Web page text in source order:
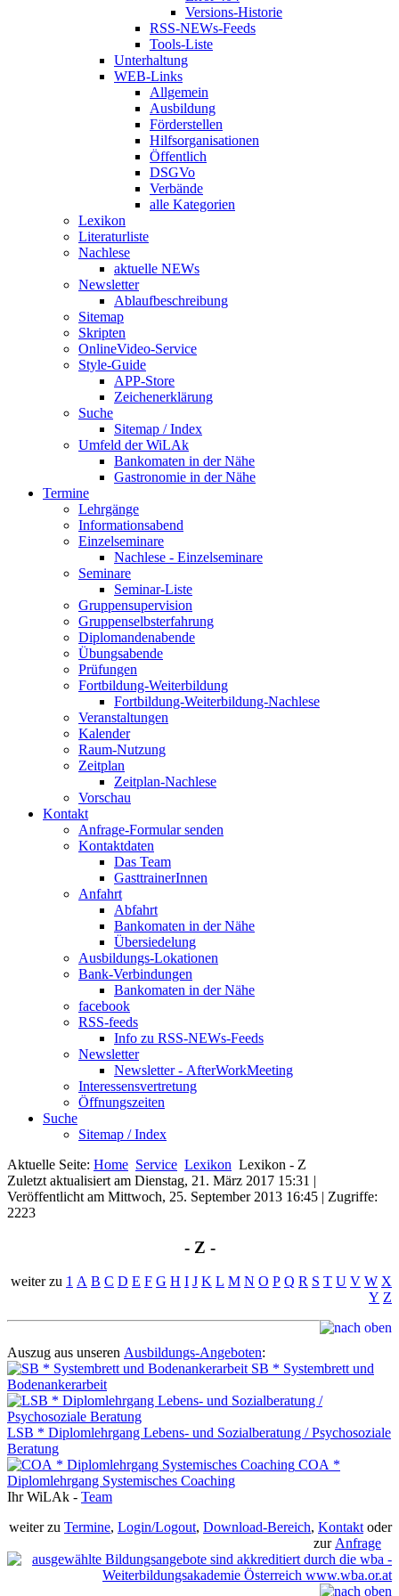
Versions-Historie
RSS-NEWs-Feeds
Tools-Liste
Unterhaltung
WEB-Links
Allgemein
Ausbildung
Förderstellen
Hilfsorganisationen
Öffentlich
DSGVo
Verbände
alle Kategorien
Lexikon
Literaturliste
Nachlese
aktuelle NEWs
Newsletter
Ablaufbeschreibung
Sitemap
Skripten
OnlineVideo-Service
Style-Guide
APP-Store
Zeichenerklärung
Suche
Sitemap / Index
Umfeld der WiLAk
Bankomaten in der Nähe
Gastronomie in der Nähe
Termine
Lehrgänge
Informationsabend
Einzelseminare
Nachlese - Einzelseminare
Seminare
Seminar-Liste
Gruppensupervision
Gruppenselbsterfahrung
Diplomandenabende
Übungsabende
Prüfungen
Fortbildung-Weiterbildung
Fortbildung-Weiterbildung-Nachlese
Veranstaltungen
Kalender
Raum-Nutzung
Zeitplan
Zeitplan-Nachlese
Vorschau
Kontakt
Anfrage-Formular senden
Kontaktdaten
Das Team
GasttrainerInnen
Anfahrt
Abfahrt
Bankomaten in der Nähe
Übersiedelung
Ausbildungs-Lokationen
Bank-Verbindungen
Bankomaten in der Nähe
facebook
RSS-feeds
Info zu RSS-NEWs-Feeds
Newsletter
Newsletter - AfterWorkMeeting
Interessensvertretung
Öffnungszeiten
Suche
Sitemap / Index
Aktuelle Seite: Home Service Lexikon Lexikon - Z
Zuletzt aktualisiert am Dienstag, 21. März 2017 15:31 |
Veröffentlicht am Mittwoch, 25. September 2013 16:45 | Zugriffe:
2223
- Z -
weiter zu 1 A B C D E F G H I J K L M N O P Q R S T U V W X
Y Z
Auszug aus unseren Ausbildungs-Angeboten:
SB * Systembrett und
Bodenankerarbeit
LSB * Diplomlehrgang Lebens- und Sozialberatung / Psychosoziale
Beratung
COA *
Diplomlehrgang Systemisches Coaching
Ihr WiLAk - Team
weiter zu Termine, Login/Logout, Download-Bereich, Kontakt oder
zur Anfrage